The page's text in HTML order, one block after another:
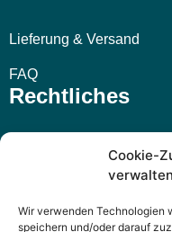
Cookie-
verwalten
Wir verwenden Technologien
speichern und/oder darauf
Lieferung & Versand
FAQ
Rechtliches
Widerrufsbelehrung